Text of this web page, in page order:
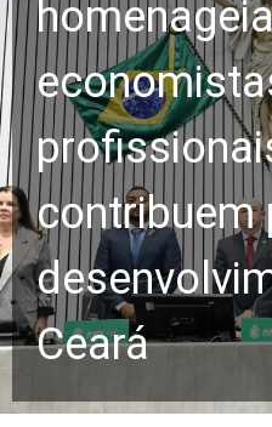
contribuem
Ceará